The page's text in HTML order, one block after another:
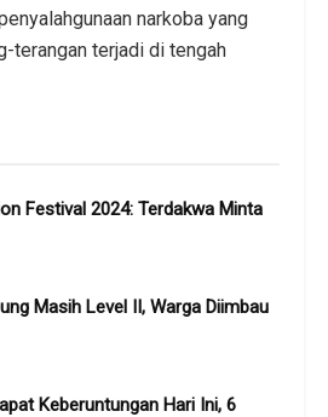
narkoba yang
terangan terjadi di tengah
Festival 2024: Terdakwa Minta
Masih Level II, Warga Diimbau
Keberuntungan Hari Ini, 6